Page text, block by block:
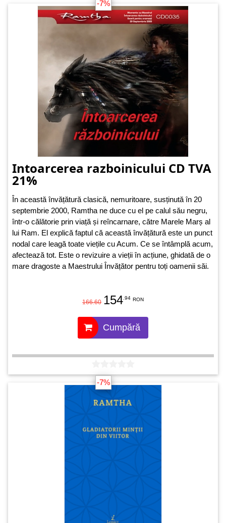
-7%
Intoarcerea razboinicului CD TVA
21%
În această învățătură clasică, nemuritoare, susținută în 20
septembrie 2000, Ramtha ne duce cu el pe calul său negru,
într-o călătorie prin viață și reîncarnare, către Marele Marș al
lui Ram. El explică faptul că această învățătură este un punct
nodal care leagă toate viețile cu Acum. Ce se întâmplă acum,
afectează tot. Este o revizuire a vieții în acțiune, ghidată de o
mare dragoste a Maestrului Învățător pentru toți oamenii săi.
166.60 154.94 RON
Cumpără
-7%